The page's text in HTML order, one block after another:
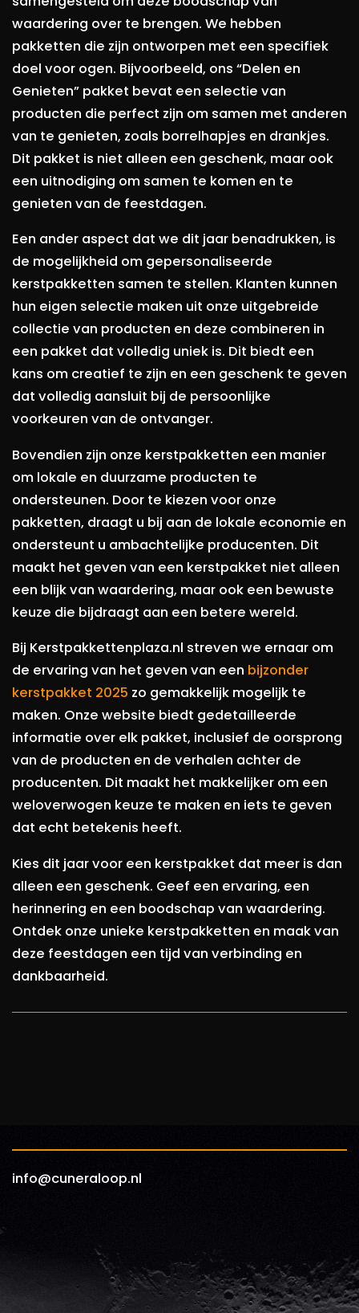
waardering over te brengen. We hebben
pakketten die zijn ontworpen met een specifiek
doel voor ogen. Bijvoorbeeld, ons “Delen en
Genieten” pakket bevat een selectie van
producten die perfect zijn om samen met anderen
van te genieten, zoals borrelhapjes en drankjes.
Dit pakket is niet alleen een geschenk, maar ook
een uitnodiging om samen te komen en te
genieten van de feestdagen.
Een ander aspect dat we dit jaar benadrukken, is
de mogelijkheid om gepersonaliseerde
kerstpakketten samen te stellen. Klanten kunnen
hun eigen selectie maken uit onze uitgebreide
collectie van producten en deze combineren in
een pakket dat volledig uniek is. Dit biedt een
kans om creatief te zijn en een geschenk te geven
dat volledig aansluit bij de persoonlijke
voorkeuren van de ontvanger.
Bovendien zijn onze kerstpakketten een manier
om lokale en duurzame producten te
ondersteunen. Door te kiezen voor onze
pakketten, draagt u bij aan de lokale economie en
ondersteunt u ambachtelijke producenten. Dit
maakt het geven van een kerstpakket niet alleen
een blijk van waardering, maar ook een bewuste
keuze die bijdraagt aan een betere wereld.
Bij Kerstpakkettenplaza.nl streven we ernaar om
de ervaring van het geven van een bijzonder
kerstpakket 2025 zo gemakkelijk mogelijk te
maken. Onze website biedt gedetailleerde
informatie over elk pakket, inclusief de oorsprong
van de producten en de verhalen achter de
producenten. Dit maakt het makkelijker om een
weloverwogen keuze te maken en iets te geven
dat echt betekenis heeft.
Kies dit jaar voor een kerstpakket dat meer is dan
alleen een geschenk. Geef een ervaring, een
herinnering en een boodschap van waardering.
Ontdek onze unieke kerstpakketten en maak van
deze feestdagen een tijd van verbinding en
dankbaarheid.
info@cuneraloop.nl